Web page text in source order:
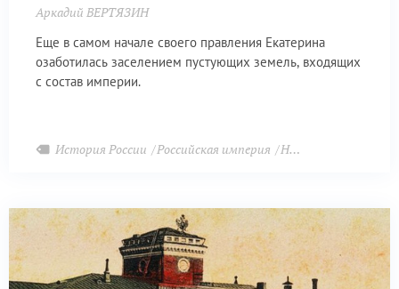
Аркадий ВЕРТЯЗИН
Еще в самом начале своего правления Екатерина
озаботилась заселением пустующих земель, входящих
с состав империи.
История России Российская империя Новороссия